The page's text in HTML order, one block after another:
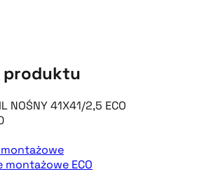
produktu
NOŚNY 41X41/2,5 ECO
montażowe ECO